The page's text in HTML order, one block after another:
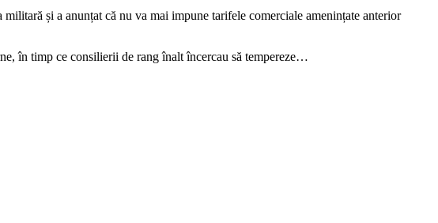
și a anunțat că nu va mai impune tarifele comerciale amenințate anterior
în timp ce consilierii de rang înalt încercau să tempereze…